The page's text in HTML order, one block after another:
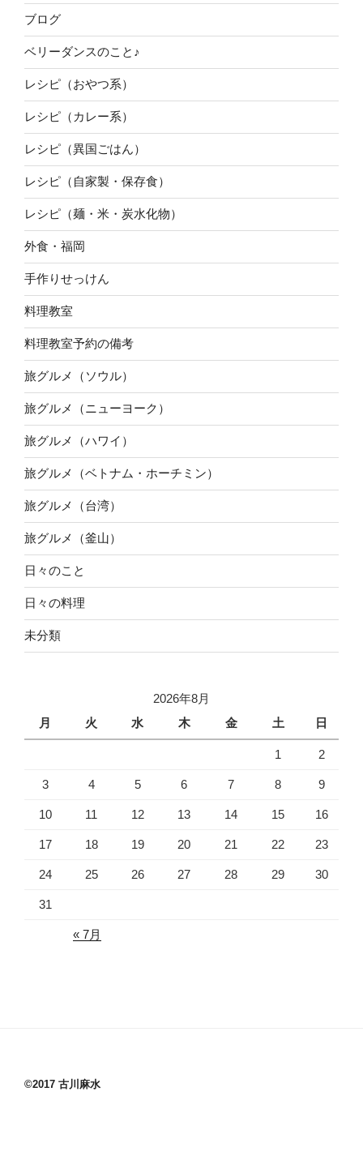
ブログ
ベリーダンスのこと♪
レシピ（おやつ系）
レシピ（カレー系）
レシピ（異国ごはん）
レシピ（自家製・保存食）
レシピ（麺・米・炭水化物）
外食・福岡
手作りせっけん
料理教室
料理教室予約の備考
旅グルメ（ソウル）
旅グルメ（ニューヨーク）
旅グルメ（ハワイ）
旅グルメ（ベトナム・ホーチミン）
旅グルメ（台湾）
旅グルメ（釜山）
日々のこと
日々の料理
未分類
2026年8月
月
火 水 木 金 土 日
1 2
3 4 5 6 7 8 9
10 11 12 13 14 15 16
17 18 19 20 21 22 23
24 25 26 27 28 29 30
31
« 7月
©2017 古川麻水